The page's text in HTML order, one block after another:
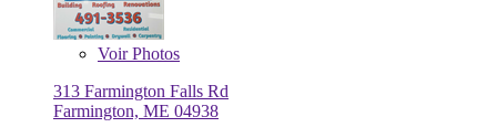
VoirPhotos
313 Farmington Falls Rd
Farmington, ME 04938